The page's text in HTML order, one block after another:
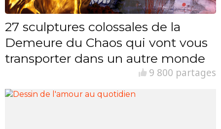
27 sculptures colossales de la
Demeure du Chaos qui vont vous
transporter dans un autre monde
9 800 partages